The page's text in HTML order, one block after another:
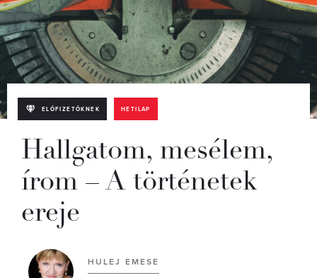
ELŐFIZETŐKNEK HETILAP
Hallgatom, mesélem,
írom – A történetek
ereje
HULEJ EMESE